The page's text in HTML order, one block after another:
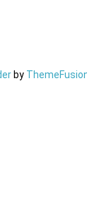
by